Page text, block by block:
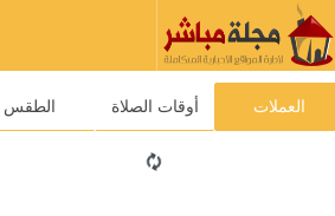
العملات أوقات الصلاة الطقس